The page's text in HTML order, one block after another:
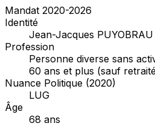
Mandat 2020-2026
Identité
Jean-Jacques PUYOBRAU
Profession
Personne diverse sans
60 ans et plus (sauf
Nuance Politique (2020)
LUG
Âge
68 ans